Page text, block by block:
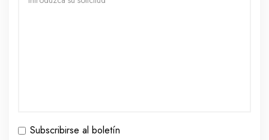
Subscribirse al boletín